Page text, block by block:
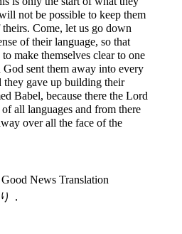
not be possible to keep them
Come, let us go down
of their language, so that
make themselves clear to one
God sent them away into every
they gave up building their
Babel, because there the Lord
all languages and from there
over all the face of the
News Translation
．